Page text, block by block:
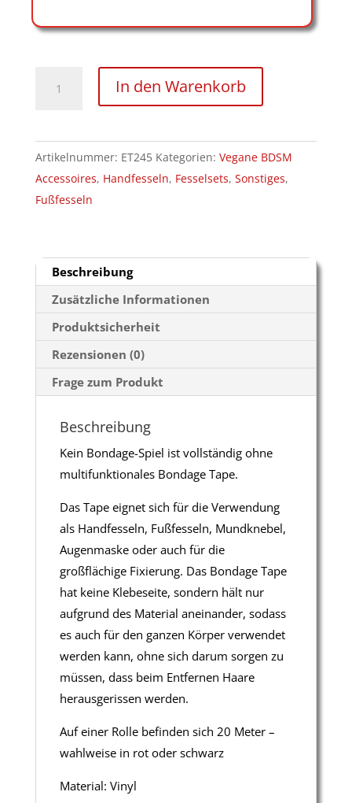
Tape
In den Warenkorb
Artikelnummer: ET245 Kategorien: Vegane BDSM
Accessoires, Handfesseln, Fesselsets, Sonstiges,
Fußfesseln
Beschreibung
Zusätzliche Informationen
Produktsicherheit
Rezensionen (0)
Frage zum Produkt
Beschreibung
Kein Bondage-Spiel ist vollständig ohne
multifunktionales Bondage Tape.
Das Tape eignet sich für die Verwendung
als Handfesseln, Fußfesseln, Mundknebel,
Augenmaske oder auch für die
großflächige Fixierung. Das Bondage Tape
hat keine Klebeseite, sondern hält nur
aufgrund des Material aneinander, sodass
es auch für den ganzen Körper verwendet
werden kann, ohne sich darum sorgen zu
müssen, dass beim Entfernen Haare
herausgerissen werden.
Auf einer Rolle befinden sich 20 Meter –
wahlweise in rot oder schwarz
Material: Vinyl